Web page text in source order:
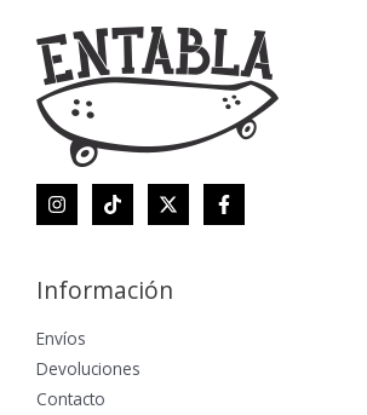
Información
Envíos
Devoluciones
Contacto